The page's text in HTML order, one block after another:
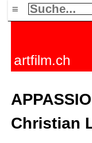
≡
artfilm.ch
Christian